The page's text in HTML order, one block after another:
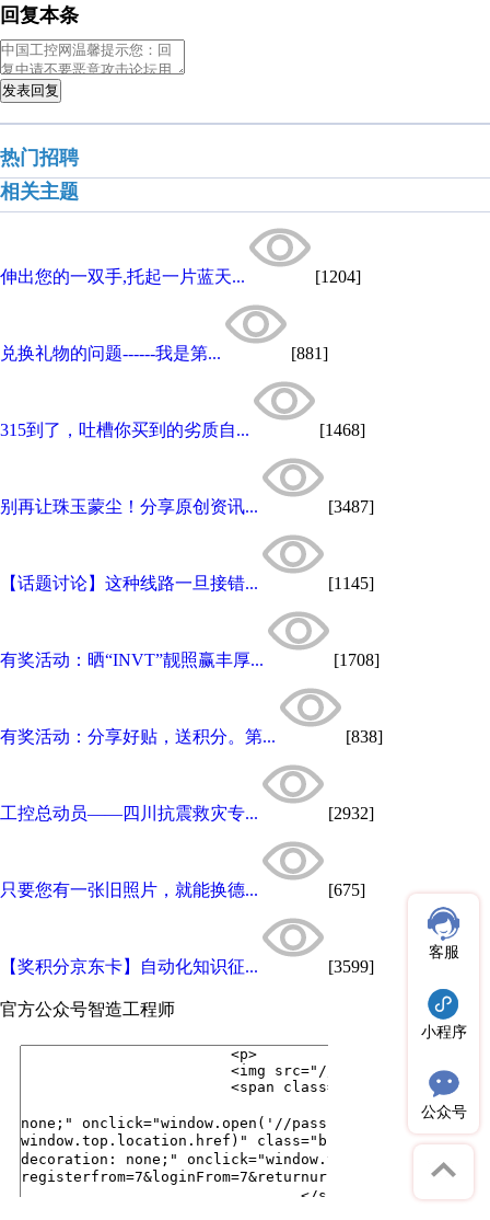
回复本条
发表回复
热门招聘
相关主题
伸出您的一双手,托起一片蓝天... [1204]
兑换礼物的问题------我是第... [881]
315到了，吐槽你买到的劣质自... [1468]
别再让珠玉蒙尘！分享原创资讯... [3487]
【话题讨论】这种线路一旦接错... [1145]
有奖活动：晒“INVT”靓照赢丰厚... [1708]
有奖活动：分享好贴，送积分。第... [838]
工控总动员——四川抗震救灾专... [2932]
只要您有一张旧照片，就能换德... [675]
【奖积分京东卡】自动化知识征... [3599]
官方公众号智造工程师
客服
小程序
公众号